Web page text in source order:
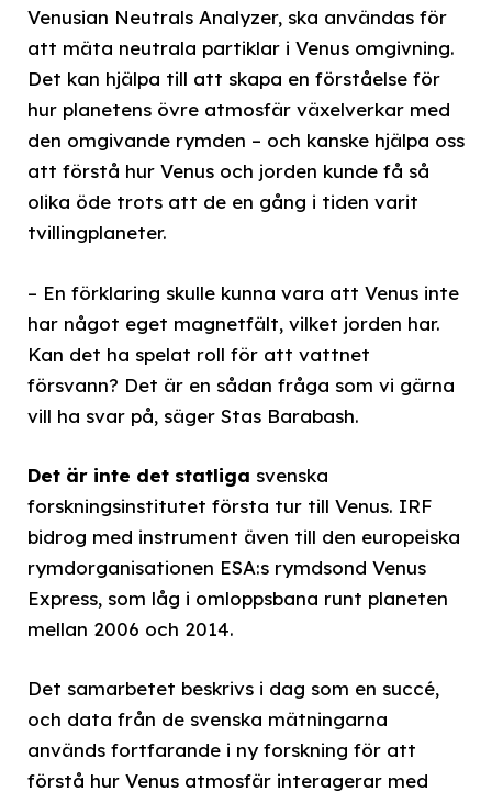
Venusian Neutrals Analyzer, ska användas för
att mäta neutrala partiklar i Venus omgivning.
Det kan hjälpa till att skapa en förståelse för
hur planetens övre atmosfär växelverkar med
den omgivande rymden – och kanske hjälpa oss
att förstå hur Venus och jorden kunde få så
olika öde trots att de en gång i tiden varit
tvillingplaneter.
– En förklaring skulle kunna vara att Venus inte
har något eget magnetfält, vilket jorden har.
Kan det ha spelat roll för att vattnet
försvann? Det är en sådan fråga som vi gärna
vill ha svar på, säger Stas Barabash.
Det är inte det statliga svenska
forskningsinstitutet första tur till Venus. IRF
bidrog med instrument även till den europeiska
rymdorganisationen ESA:s rymdsond Venus
Express, som låg i omloppsbana runt planeten
mellan 2006 och 2014.
Det samarbetet beskrivs i dag som en succé,
och data från de svenska mätningarna
används fortfarande i ny forskning för att
förstå hur Venus atmosfär interagerar med